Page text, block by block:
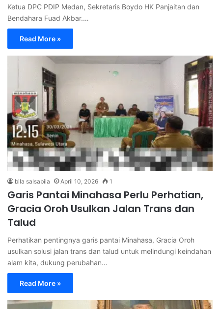
Ketua DPC PDIP Medan, Sekretaris Boydo HK Panjaitan dan
Bendahara Fuad Akbar.…
Read More »
bila salsabila April 10, 2026 1
Garis Pantai Minahasa Perlu Perhatian,
Gracia Oroh Usulkan Jalan Trans dan
Talud
Perhatikan pentingnya garis pantai Minahasa, Gracia Oroh
usulkan solusi jalan trans dan talud untuk melindungi keindahan
alam kita, dukung perubahan…
Read More »